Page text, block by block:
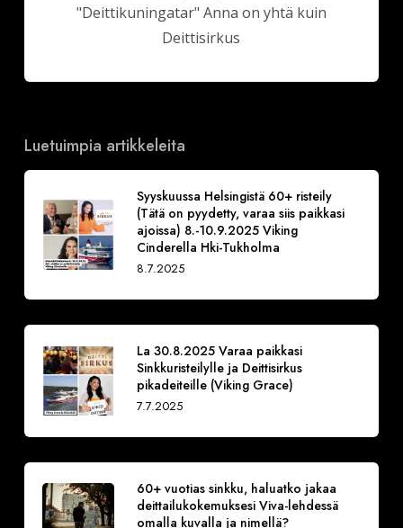
"Deittikuningatar" Anna on yhtä kuin
Deittisirkus
Luetuimpia artikkeleita
Syyskuussa Helsingistä 60+ risteily
(Tätä on pyydetty, varaa siis paikkasi
ajoissa) 8.-10.9.2025 Viking
Cinderella Hki-Tukholma
8.7.2025
La 30.8.2025 Varaa paikkasi
Sinkkuristeilylle ja Deittisirkus
pikadeiteille (Viking Grace)
7.7.2025
60+ vuotias sinkku, haluatko jakaa
deittailukokemuksesi Viva-lehdessä
omalla kuvalla ja nimellä?